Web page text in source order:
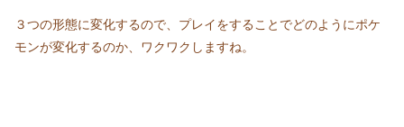
３つの形態に変化するので、プレイをすることでどのようにポケ
モンが変化するのか、ワクワクしますね。